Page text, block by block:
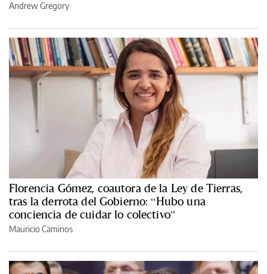
Andrew Gregory
Florencia Gómez, coautora de la Ley de Tierras,
tras la derrota del Gobierno: “Hubo una
conciencia de cuidar lo colectivo”
Mauricio Caminos